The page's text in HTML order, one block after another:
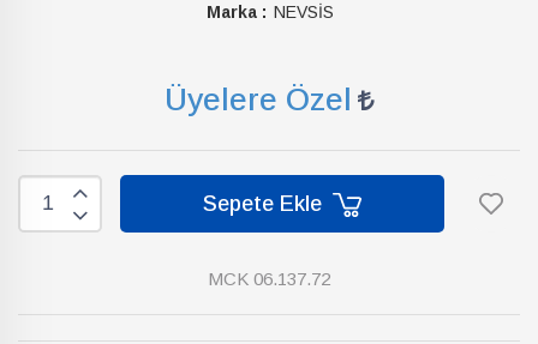
Marka : NEVSİS
Üyelere Özel
Sepete Ekle
MCK 06.137.72